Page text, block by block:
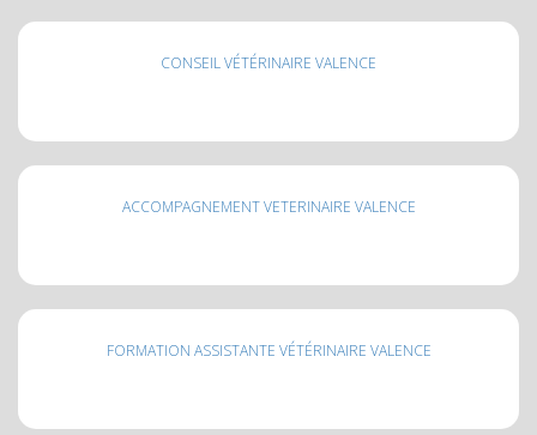
CONSEIL VÉTÉRINAIRE VALENCE
ACCOMPAGNEMENT VETERINAIRE VALENCE
FORMATION ASSISTANTE VÉTÉRINAIRE VALENCE